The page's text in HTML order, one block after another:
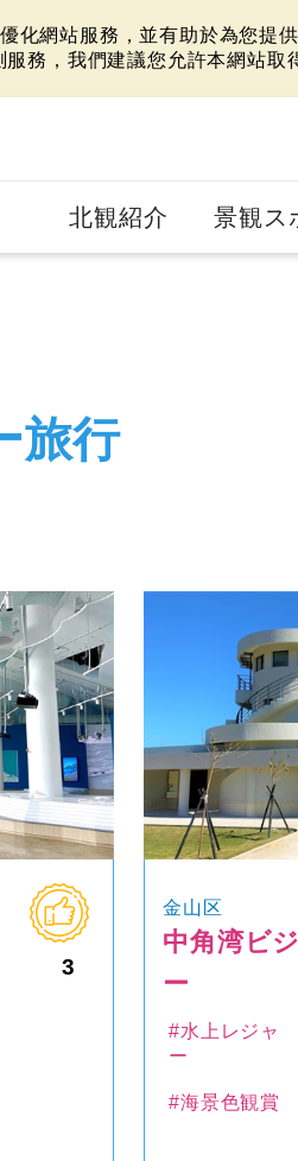
化網站服務，並有助於為您提
務，我們建議您允許本網站取
北観紹介 景観ス
旅行
3
金山区
中角湾ビ
ー
#水上レジャ
ー
#海景色観賞